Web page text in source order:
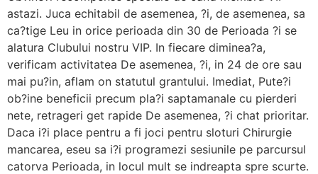
astazi. Juca echitabil de asemenea, ?i, de asemenea, sa
ca?tige Leu in orice perioada din 30 de Perioada ?i se
alatura Clubului nostru VIP. In fiecare diminea?a,
verificam activitatea De asemenea, ?i, in 24 de ore sau
mai pu?in, aflam on statutul grantului. Imediat, Pute?i
ob?ine beneficii precum pla?i saptamanale cu pierderi
nete, retrageri get rapide De asemenea, ?i chat prioritar.
Daca i?i place pentru a fi joci pentru sloturi Chirurgie
mancarea, eseu sa i?i programezi sesiunile pe parcursul
catorva Perioada, in locul mult se indreapta spre scurte.